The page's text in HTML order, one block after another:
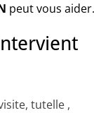
peut vous aider.
tutelle ,